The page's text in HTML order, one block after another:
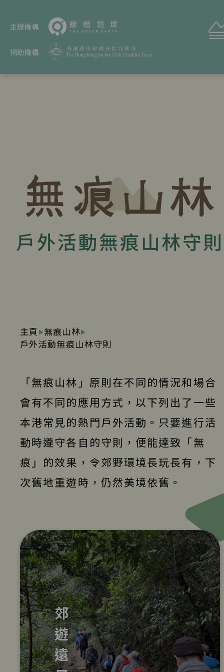
主辦機構
捐助機構
戶外活動無痕山林守則
主頁
無痕山林
戶外活動無痕山林守則
「無痕山林」原則在不同的情況和場合
會有不同的應用方式，以下列出了一些
本港常見的熱門戶外活動。只要進行活
動時遵守各自的守則，便能達致「無
痕」的效果，令郊野環境長玩長有，下
次舊地重遊時，仍然美境依舊。
郊遊遠足